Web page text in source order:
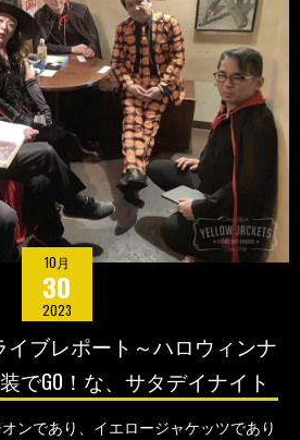
10月
30
2023
イブレポート～ハロウィンナ
でGO！な、サタデイナイト
ンであり、イエロージャケッツであり